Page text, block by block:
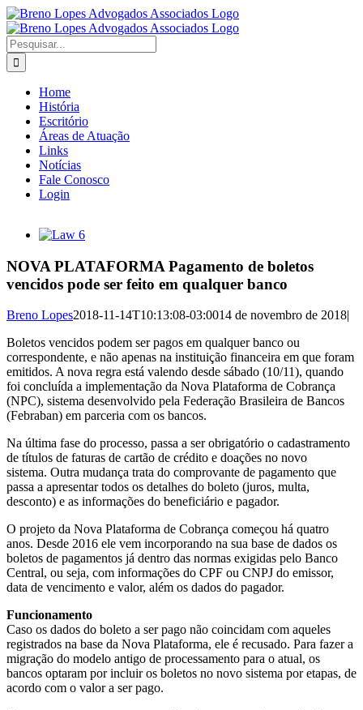
Ir
para
o
conteúdo
Buscar
resultados
para:
Home
História
Escritório
Áreas de Atuação
Links
Notícias
Fale Conosco
Login
View
Image
NOVA PLATAFORMA Pagamento de boletos
vencidos pode ser feito em qualquer banco
Breno Lopes2018-11-14T10:13:08-03:0014 de novembro de 2018|
Boletos vencidos podem ser pagos em qualquer banco ou
correspondente, e não apenas na instituição financeira em que foram
emitidos. A nova regra está valendo desde sábado (10/11), quando
foi concluída a implementação da Nova Plataforma de Cobrança
(NPC), sistema desenvolvido pela Federação Brasileira de Bancos
(Febraban) em parceria com os bancos.
Na última fase do processo, passa a ser obrigatório o cadastramento
de títulos de faturas de cartão de crédito e doações no novo
sistema. Outra mudança trata do comprovante de pagamento que
passa a apresentar todos os detalhes do boleto (juros, multa,
desconto) e as informações do beneficiário e pagador.
O projeto da Nova Plataforma de Cobrança começou há quatro
anos. Desde 2016 ele vem incorporando na sua base de dados os
boletos de pagamentos já dentro das normas exigidas pelo Banco
Central, ou seja, com informações do CPF ou CNPJ do emissor,
data de vencimento e valor, além os dados do pagador.
Funcionamento
Caso os dados do boleto a ser pago não coincidam com aqueles
registrados na base da Nova Plataforma, ele é recusado. Para fazer a
migração do modelo antigo de processamento para o atual, os
bancos optaram por incluir os boletos no novo sistema por etapas, de
acordo com o valor a ser pago.